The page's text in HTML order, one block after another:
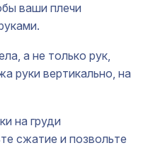
ваши плечи
а не только рук,
руки вертикально, на
на груди
сжатие и позвольте